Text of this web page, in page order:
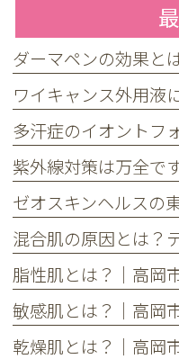
ワイキャンス外用液
紫外線対策は万全で
脂性肌とは？｜高岡
敏感肌とは？｜高岡
乾燥肌とは？｜高岡